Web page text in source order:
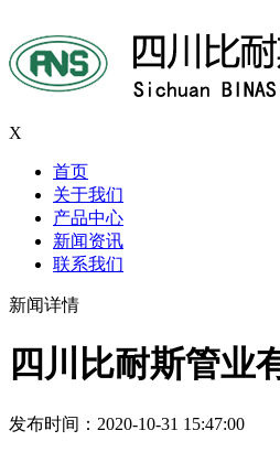
X
首页
关于我们
产品中心
新闻资讯
联系我们
新闻详情
四川比耐斯管业
发布时间：2020-10-31 15:47:00